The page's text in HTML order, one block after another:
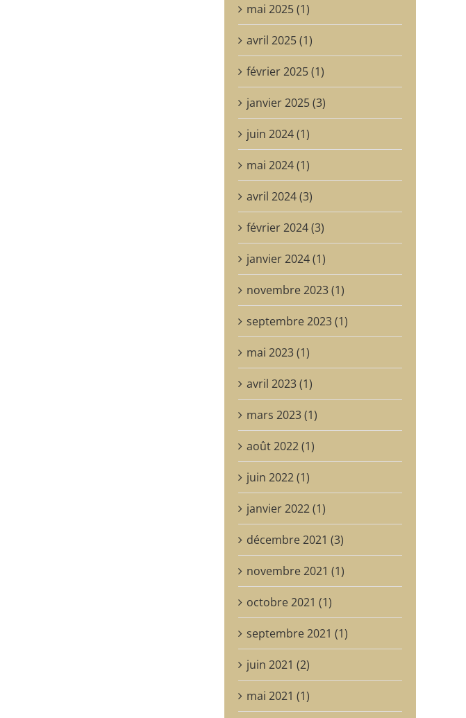
mai 2025 (1)
avril 2025 (1)
février 2025 (1)
janvier 2025 (3)
juin 2024 (1)
mai 2024 (1)
avril 2024 (3)
février 2024 (3)
janvier 2024 (1)
novembre 2023 (1)
septembre 2023 (1)
mai 2023 (1)
avril 2023 (1)
mars 2023 (1)
août 2022 (1)
juin 2022 (1)
janvier 2022 (1)
décembre 2021 (3)
novembre 2021 (1)
octobre 2021 (1)
septembre 2021 (1)
juin 2021 (2)
mai 2021 (1)